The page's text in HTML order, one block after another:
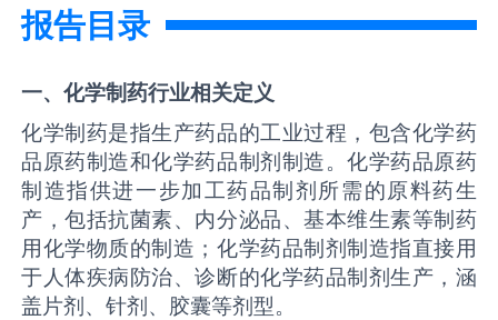
报告目录
一、化学制药行业相关定义
化学制药是指生产药品的工业过程，包含化学药
品原药制造和化学药品制剂制造。化学药品原药
制造指供进一步加工药品制剂所需的原料药生
产，包括抗菌素、内分泌品、基本维生素等制药
用化学物质的制造；化学药品制剂制造指直接用
于人体疾病防治、诊断的化学药品制剂生产，涵
盖片剂、针剂、胶囊等剂型。